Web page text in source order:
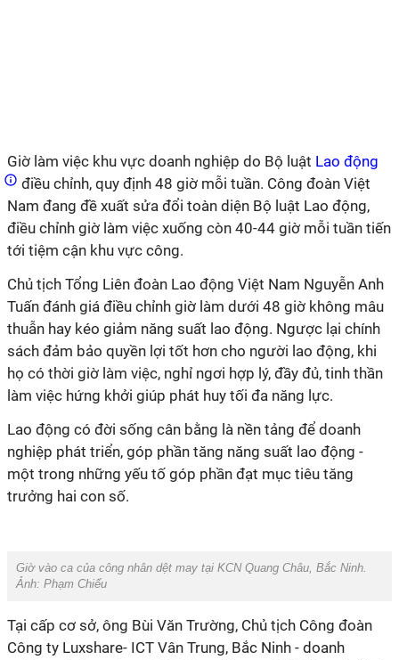
Giờ làm việc khu vực doanh nghiệp do Bộ luật Lao động
điều chỉnh, quy định 48 giờ mỗi tuần. Công đoàn Việt
Nam đang đề xuất sửa đổi toàn diện Bộ luật Lao động,
điều chỉnh giờ làm việc xuống còn 40-44 giờ mỗi tuần tiến
tới tiệm cận khu vực công.
Chủ tịch Tổng Liên đoàn Lao động Việt Nam Nguyễn Anh
Tuấn đánh giá điều chỉnh giờ làm dưới 48 giờ không mâu
thuẫn hay kéo giảm năng suất lao động. Ngược lại chính
sách đảm bảo quyền lợi tốt hơn cho người lao động, khi
họ có thời giờ làm việc, nghỉ ngơi hợp lý, đầy đủ, tinh thần
làm việc hứng khởi giúp phát huy tối đa năng lực.
Lao động có đời sống cân bằng là nền tảng để doanh
nghiệp phát triển, góp phần tăng năng suất lao động -
một trong những yếu tố góp phần đạt mục tiêu tăng
trưởng hai con số.
Giờ vào ca của công nhân dệt may tại KCN Quang Châu, Bắc Ninh.
Ảnh: Phạm Chiểu
Tại cấp cơ sở, ông Bùi Văn Trường, Chủ tịch Công đoàn
Công ty Luxshare- ICT Vân Trung, Bắc Ninh - doanh